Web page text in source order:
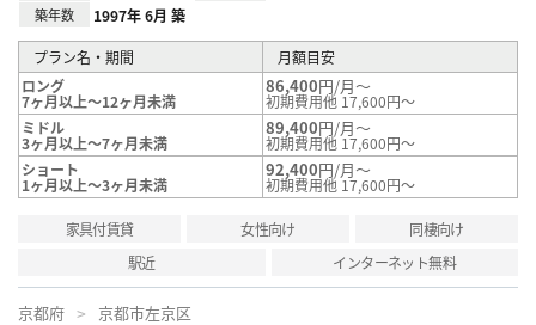
築年数 1997年 6月 築
プラン名・期間
月額目安
ロング
7ヶ月以上～12ヶ月未満
86,400円/月～
初期費用他 17,600円～
ミドル
3ヶ月以上～7ヶ月未満
89,400円/月～
初期費用他 17,600円～
ショート
1ヶ月以上～3ヶ月未満
92,400円/月～
初期費用他 17,600円～
家具付賃貸 女性向け
同棲向け
駅近
インターネット無料
京都府 京都市左京区